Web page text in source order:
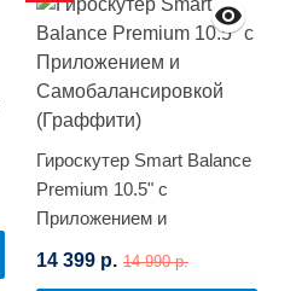
Гироскутер Smart Balance
Premium 10.5" с
Приложением и
(Граффити)
14 399 р. 14 990 р.